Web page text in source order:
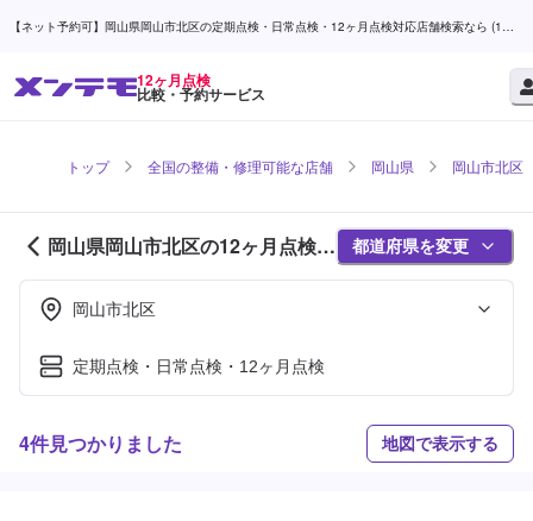
【ネット予約可】岡山県岡山市北区の定期点検・日常点検・12ヶ月点検対応店舗検索なら (1ペ
12ヶ月点検
比較・予約サービス
トップ 全国の整備・修理可能な店舗 岡山県 岡山市北区
岡山県岡山市北区の12ヶ月点検対
応店舗紹介 (1ページ目)
都道府県を変更
岡山市北区
定期点検・日常点検・12ヶ月点検
4件見つかりました 地図で表示する